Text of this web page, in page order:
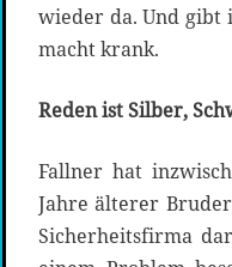
wieder da. Und gibt
macht krank.
Reden ist Silber,
Fallner hat
Jahre älterer
Sicherheitsfirma